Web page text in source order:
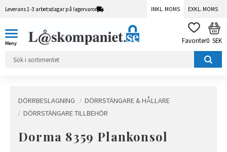
Leverans 1-3 arbetsdagar på lagervaror INKL. MOMS EXKL. MOMS
FAVORITER
0 SEK
DÖRRBESLAGNING
DÖRRSTÄNGARE & HÅLLARE
DÖRRSTÄNGARE TILLBEHÖR
Dorma 8359 Plankonsol